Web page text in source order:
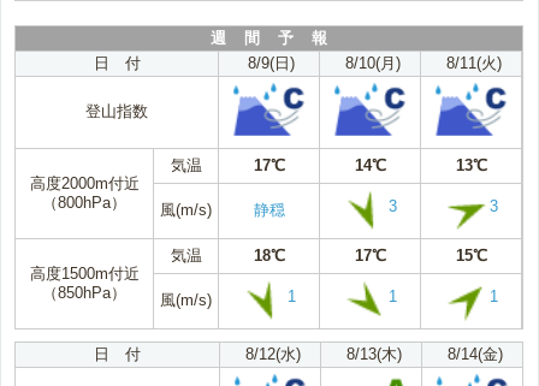
週 間 予 報
日 付
8/9(日) 8/10(月) 8/11(火)
登山指数
高度2000m付近
（800hPa）
気温 17℃ 14℃ 13℃
風(m/s) 静穏 3 3
高度1500m付近
（850hPa）
気温 18℃ 17℃ 15℃
風(m/s) 1 1 1
日 付 8/12(水) 8/13(木) 8/14(金)